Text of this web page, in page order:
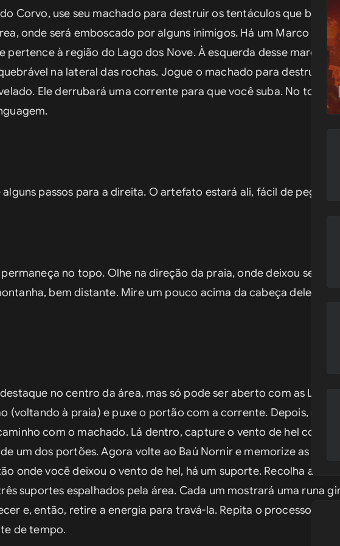
Corvo, use seu machado para destruir os tentáculos que
onde será emboscado por alguns inimigos. Há um Marco de
pertence à região do Lago dos Nove. À esquerda desse marcador,
na lateral das rochas. Jogue o machado para destruí-lo
Ele derrubará uma corrente para que você suba. No topo,
passos para a direita. O artefato estará ali, fácil de pegar.
no topo. Olhe na direção da praia, onde deixou seu
bem distante. Mire um pouco acima da cabeça dele para
no centro da área, mas só pode ser aberto com as
(voltando à praia) e puxe o portão com a corrente. Depois,
com o machado. Lá dentro, capture o vento de hel com as
um dos portões. Agora volte ao Baú Nornir e memorize as três
onde você deixou o vento de hel, há um suporte. Recolha a
suportes espalhados pela área. Cada um mostrará uma runa
e, então, retire a energia para travá-la. Repita o processo nos
de tempo.